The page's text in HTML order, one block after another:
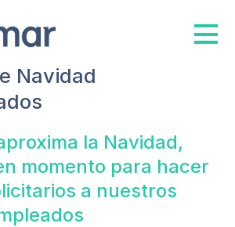
Navidad
la Navidad,
momento para hacer
a nuestros